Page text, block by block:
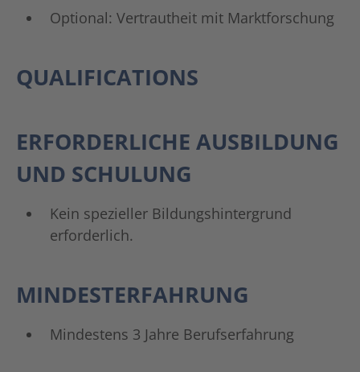
Optional: Vertrautheit mit Marktforschung
QUALIFICATIONS
ERFORDERLICHE AUSBILDUNG
UND SCHULUNG
Kein spezieller Bildungshintergrund
erforderlich.
MINDESTERFAHRUNG
Mindestens 3 Jahre Berufserfahrung